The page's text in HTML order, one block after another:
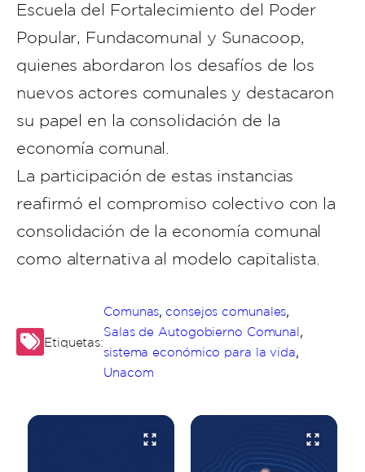
Escuela del Fortalecimiento del Poder
Popular, Fundacomunal y Sunacoop,
quienes abordaron los desafíos de los
nuevos actores comunales y destacaron
su papel en la consolidación de la
economía comunal.
La participación de estas instancias
reafirmó el compromiso colectivo con la
consolidación de la economía comunal
como alternativa al modelo capitalista.
Etiquetas:
Comunas, consejos comunales,
Salas de Autogobierno Comunal,
sistema económico para la vida,
Unacom